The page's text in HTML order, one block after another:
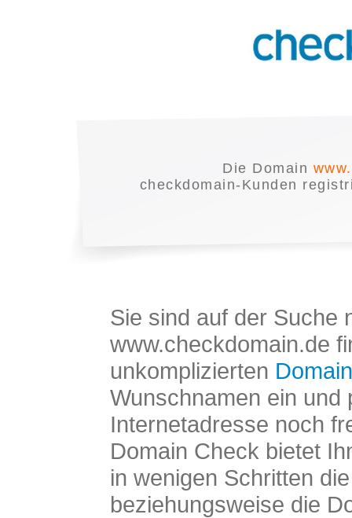
Die Domain
checkdomain-Kunden
Sie sind auf der Suche
www.checkdomain.de
unkomplizierten
Wunschnamen ein und
Internetadresse noch
Domain Check bietet
in wenigen Schritten
beziehungsweise die